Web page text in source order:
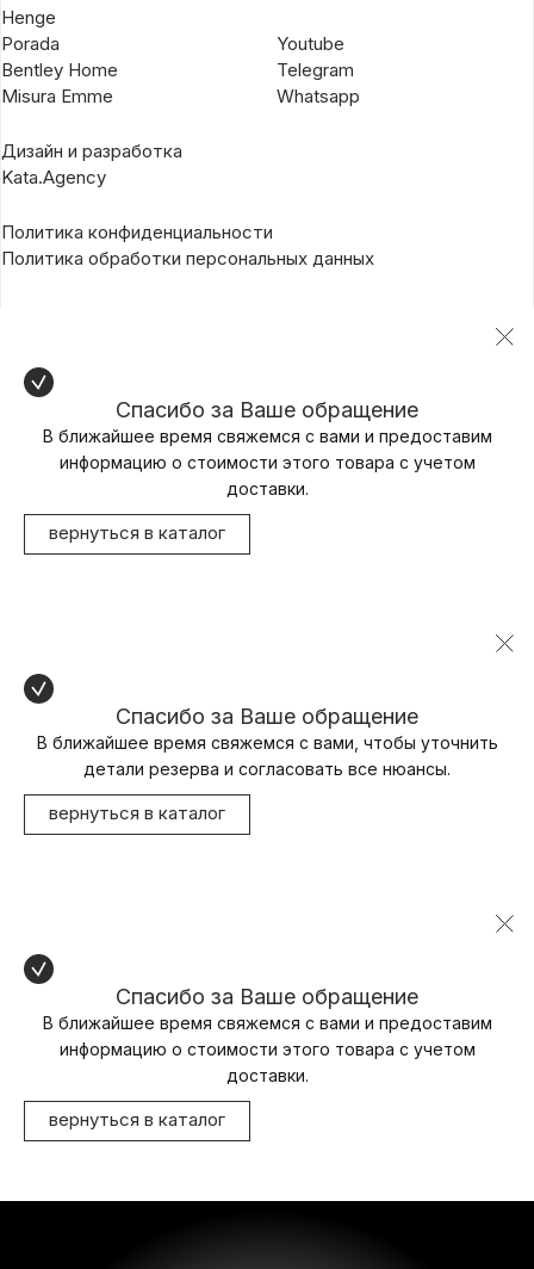
Henge
Porada
Bentley Home
Misura Emme
Youtube
Telegram
Whatsapp
Дизайн и разработка
Kata.Agency
Политика конфиденциальности
Политика обработки персональных данных
Спасибо за Ваше обращение
В ближайшее время свяжемся с вами и предоставим
информацию о стоимости этого товара с учетом
доставки.
вернуться в каталог
Спасибо за Ваше обращение
В ближайшее время свяжемся с вами, чтобы уточнить
детали резерва и согласовать все нюансы.
вернуться в каталог
Спасибо за Ваше обращение
В ближайшее время свяжемся с вами и предоставим
информацию о стоимости этого товара с учетом
доставки.
вернуться в каталог